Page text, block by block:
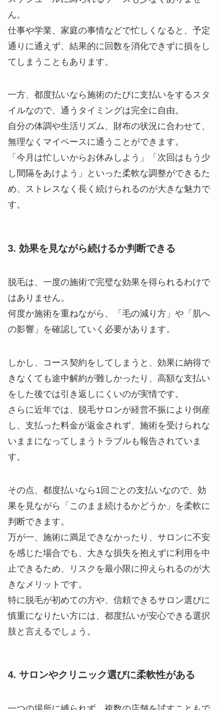
ん。
仕事や学業、家庭の事情などで忙しくなると、予定
通りに通えず、結果的に回数を消化できずに損をし
てしまうこともあります。
一方、都度払いなら施術のたびに支払いをするスタ
イルなので、通うタイミングは完全に自由。
自分の体調や生活リズム、財布の状況に合わせて、
無理なくマイペースに通うことができます。
「今月は忙しいからお休みしよう」「次回はもう少
し間隔をあけよう」といった柔軟な調整ができるた
め、ストレスなく長く続けられるのが大きな魅力で
す。
3. 効果を見ながら続けるか判断できる
脱毛は、一度の施術で完璧な効果を得られるわけで
はありません。
何度か施術を重ねながら、「毛の減り方」や「肌へ
の影響」を確認していく必要があります。
しかし、コース契約をしてしまうと、効果に納得で
きなくても途中解約が難しかったり、高額な支払い
をした後では引き返しにくいのが実情です。
さらに近年では、脱毛サロンが経営不振により倒産
し、支払った料金が返金されず、施術を受けられな
いままになってしまうトラブルも報告されていま
す。
その点、都度払いなら1回ごとの支払いなので、効
果を見ながら「このまま続けるかどうか」を柔軟に
判断できます。
万が一、施術に満足できなかったり、サロンに不安
を感じた場合でも、大きな損失を抱えずに利用を中
止できるため、リスクを最小限に抑えられるのが大
きなメリットです。
特に脱毛が初めての方や、信頼できるサロン選びに
慎重になりたい方には、都度払いが安心できる選択
肢と言えるでしょう。
4. サロンやクリニック選びに柔軟性がある